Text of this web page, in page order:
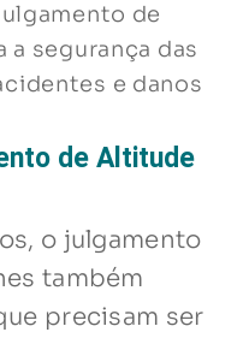
de
segurança das
e danos
de Altitude
o julgamento
também
precisam ser